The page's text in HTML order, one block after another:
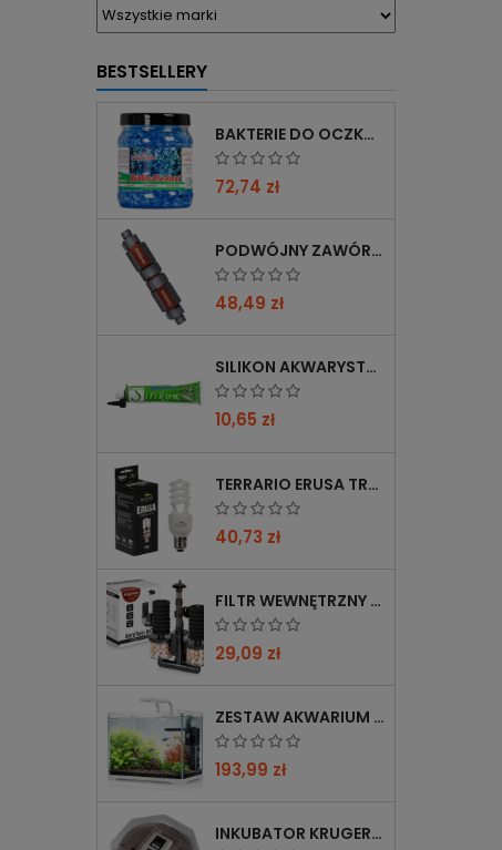
BESTSELLERY
BAKTERIE DO OCZKA WODNEGO FEMANGA BUBBLE BIO START 1000 ML
72,74 zł
PODWÓJNY ZAWÓR CHIHIROS DOUBLE TAP 12/16→16/22 Z REDUKCJĄ 12→16 MM
48,49 zł
SILIKON AKWARYSTYCZNY 60 ML CZARNY
10,65 zł
TERRARIO ERUSA TROPICAL UVB 5.0 ŻARÓWKA SPIRALNA 13W - IDEALNA DO TROPIKALNYCH TERRARIÓW
40,73 zł
FILTR WEWNĘTRZNY GĄBKOWY KRUGER MEIER AEROTWIN BIO S Z BIOFILTRACJĄ
29,09 zł
ZESTAW AKWARIUM KRUGER MEIER SHRIMP!ONE PRO 50 25 L DLA KREWETEK
193,99 zł
INKUBATOR KRUGER MEIER PROLEXOR 60 NA 60 JAJ Z TERMOSTATEM